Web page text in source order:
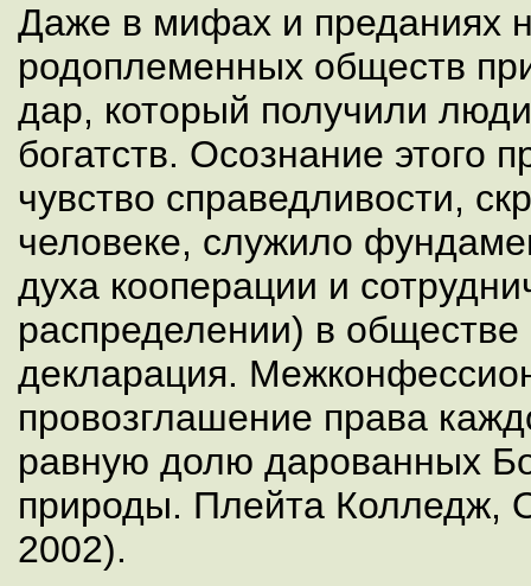
Даже в мифах и преданиях
родоплеменных обществ
дар, который получили
богатств. Осознание этого
чувство справедливости,
человеке, служило
духа кооперации и
распределении) в
декларация.
провозглашение права
равную долю дарованных
природы. Плейта Колледж,
2002).